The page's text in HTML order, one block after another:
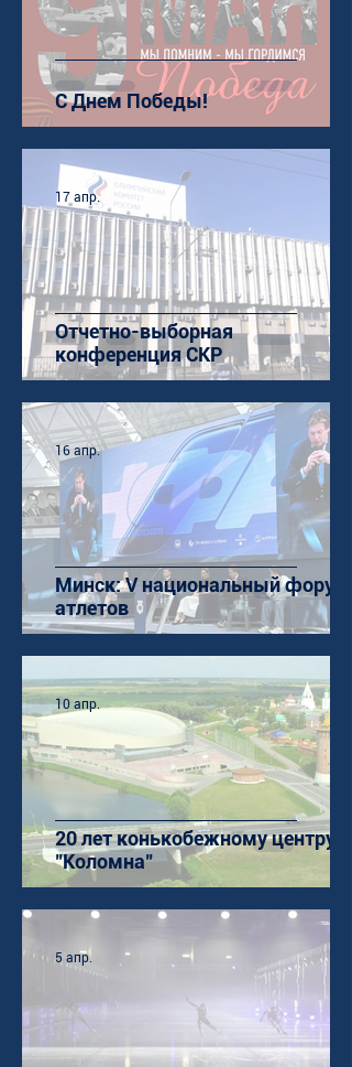
С Днем Победы!
Отчетно-выборная
конференция СКР
17 апр.
Минск: V национальный форум
атлетов
16 апр.
20 лет конькобежному центру
"Коломна"
10 апр.
5 апр.